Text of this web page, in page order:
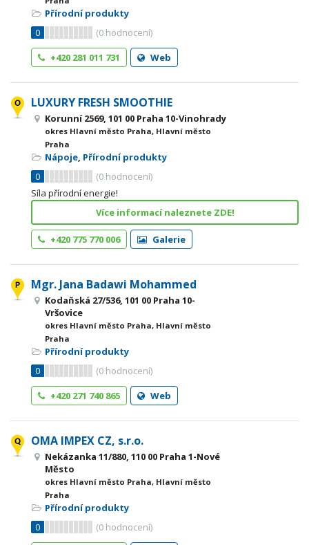
Přírodní produkty
0
(0 hodnocení)
+420 281 011 731
Web
LUXURY FRESH SMOOTHIE
Korunní 2569, 101 00 Praha 10-Vinohrady
okres Hlavní město Praha, Hlavní město
Praha
Nápoje, Přírodní produkty
0
(0 hodnocení)
Síla přírodní energie!
Více informací naleznete ZDE!
+420 775 770 006 Galerie
Mgr. Jana Badawi Mohammed
Kodaňská 27/536, 101 00 Praha 10-
Vršovice
okres Hlavní město Praha, Hlavní město
Praha
Přírodní produkty
0
(0 hodnocení)
+420 271 740 865
Web
OMA IMPEX CZ, s.r.o.
Nekázanka 11/880, 110 00 Praha 1-Nové
Město
okres Hlavní město Praha, Hlavní město
Praha
Přírodní produkty
0
(0 hodnocení)